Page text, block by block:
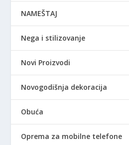
NAMEŠTAJ
Nega i stilizovanje
Novi Proizvodi
Novogodišnja dekoracija
Obuća
Oprema za mobilne telefone